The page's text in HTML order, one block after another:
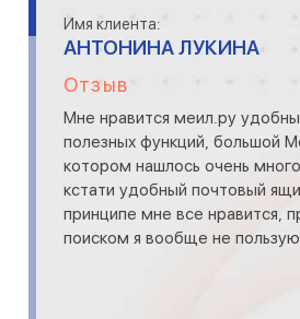
Имя клиента:
АНТОНИНА ЛУКИНА
Отзыв
Мне нравится меил.ру
полезных функций, большой
котором нашлось очень
кстати удобный почтовый
принципе мне все нравится,
поиском я вообще не